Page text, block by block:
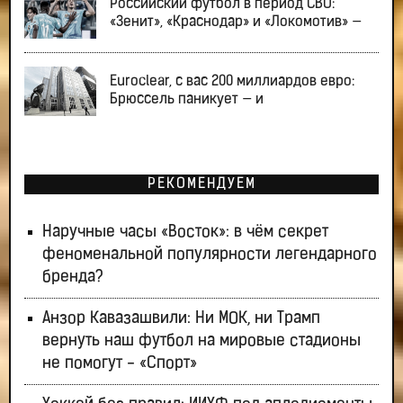
Российский футбол в период СВО:
«Зенит», «Краснодар» и «Локомотив» —
Euroclear, с вас 200 миллиардов евро:
Брюссель паникует — и
РЕКОМЕНДУЕМ
Наручные часы «Восток»: в чём секрет
феноменальной популярности легендарного
бренда?
Анзор Кавазашвили: Ни МОК, ни Трамп
вернуть наш футбол на мировые стадионы
не помогут - «Спорт»